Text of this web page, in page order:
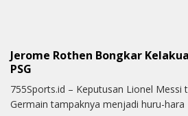
Jerome Rothen Bongkar
PSG
755Sports.id – Keputusan Lionel Messi
Germain tampaknya menjadi huru-hara